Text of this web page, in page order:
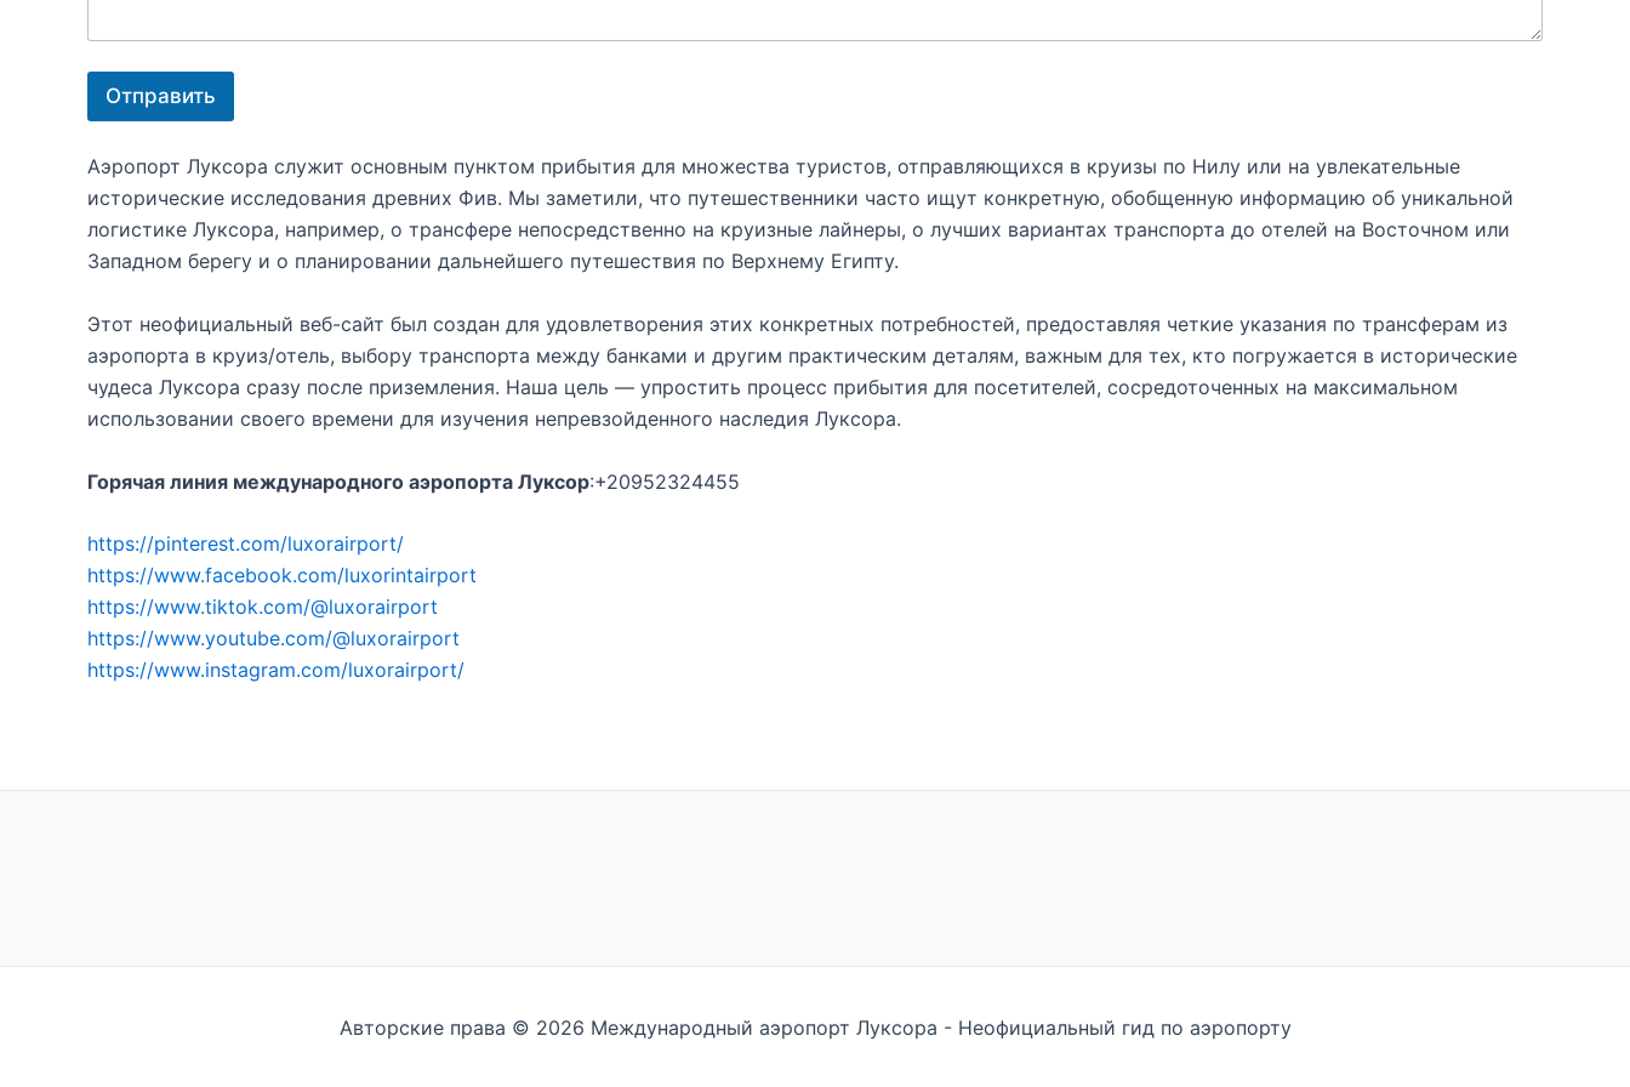
л
к
р
о
н
а
о
о
щ
е
и
е
Отправить
Аэропорт Луксора служит основным пунктом прибытия для множества туристов, отправляющихся в круизы по Нилу или на увлекательные
исторические исследования древних Фив. Мы заметили, что путешественники часто ищут конкретную, обобщенную информацию об уникальной
логистике Луксора, например, о трансфере непосредственно на круизные лайнеры, о лучших вариантах транспорта до отелей на Восточном или
Западном берегу и о планировании дальнейшего путешествия по Верхнему Египту.
Этот неофициальный веб-сайт был создан для удовлетворения этих конкретных потребностей, предоставляя четкие указания по трансферам из
аэропорта в круиз/отель, выбору транспорта между банками и другим практическим деталям, важным для тех, кто погружается в исторические
чудеса Луксора сразу после приземления. Наша цель — упростить процесс прибытия для посетителей, сосредоточенных на максимальном
использовании своего времени для изучения непревзойденного наследия Луксора.
Горячая линия международного аэропорта Луксор:+20952324455
https://pinterest.com/luxorairport/
https://www.facebook.com/luxorintairport
https://www.tiktok.com/@luxorairport
https://www.youtube.com/@luxorairport
https://www.instagram.com/luxorairport/
Авторские права © 2026 Международный аэропорт Луксора - Неофициальный гид по аэропорту